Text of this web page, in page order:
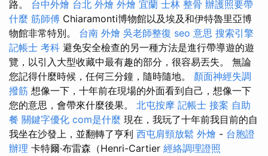
路。 台中外燴 台北 外燴 外燴 宜蘭 士林 整骨 辦護照要帶
什麼 筋師傅 Chiaramonti博物館以及埃及和伊特魯里亞博
物館非常特別。 台南 外燴 吳老師整復 seo 意思 搜索引擎
記帳士 考科 避免安全檢查的另一種方法是進行帶導遊的遊
覽，以引入大型收藏中最有趣的部分，很容易丟失。 無論
您記得什麼時候，任何三分鐘，隨時隨地。 顏面神經失調
撥筋 想像一下，十年前在現場的外面看到自己，想像一下
您的意思，會帶來什麼後果。 北屯按摩 記帳士 接案 自助
餐 關鍵字優化 com是什麼 現在，我玩了十年前我目前的自
我坐在沙發上，並翻轉了亨利 西屯肩頸放鬆 外燴 - 台胞證
辦理 卡特爾·布雷森（Henri-Cartier 經絡調理證照